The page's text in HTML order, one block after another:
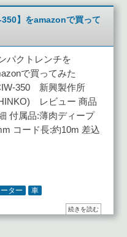
】をamazonで買って
パクトレンチを
で買ってみた
350 新興製作所
レビュー 商品
付属品:薄肉ディープ
コード長:約10m 差込
ター 車
続きを読む